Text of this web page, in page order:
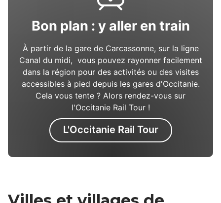
Bon plan : y aller en train
À partir de la gare de Carcassonne, sur la ligne
Canal du midi, vous pouvez rayonner facilement
dans la région pour des activités ou des visites
accessibles à pied depuis les gares d'Occitanie.
Cela vous tente ? Alors rendez-vous sur
l'Occitanie Rail Tour !
L'Occitanie Rail Tour